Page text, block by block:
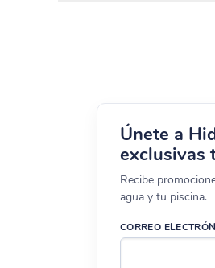
Únete a
exclusivas
Recibe
agua y tu piscina.
CORREO